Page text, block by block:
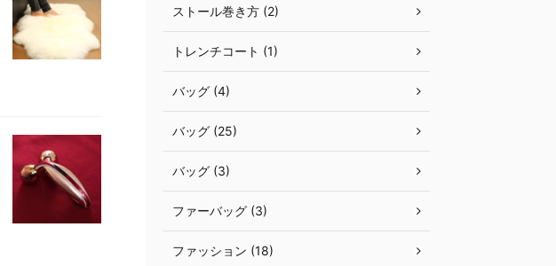
ストール巻き方 (2)
トレンチコート (1)
バッグ (4)
バッグ (25)
バッグ (3)
ファーバッグ (3)
ファッション (18)